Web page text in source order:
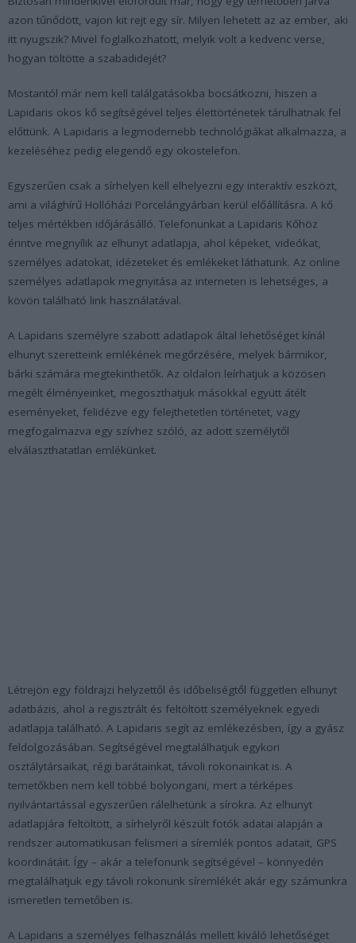
azon tűnődött, vajon kit rejt egy sír. Milyen lehetett az az ember, aki
itt nyugszik? Mivel foglalkozhatott, melyik volt a kedvenc verse,
hogyan töltötte a szabadidejét?
Mostantól már nem kell találgatásokba bocsátkozni, hiszen a
Lapidaris okos kő segítségével teljes élettörténetek tárulhatnak fel
előttünk. A Lapidaris a legmodernebb technológiákat alkalmazza, a
kezeléséhez pedig elegendő egy okostelefon.
Egyszerűen csak a sírhelyen kell elhelyezni egy interaktív eszközt,
ami a világhírű Hollóházi Porcelángyárban kerül előállításra. A kő
teljes mértékben időjárásálló. Telefonunkat a Lapidaris Kőhöz
érintve megnyílik az elhunyt adatlapja, ahol képeket, videókat,
személyes adatokat, idézeteket és emlékeket láthatunk. Az online
személyes adatlapok megnyitása az interneten is lehetséges, a
kövön található link használatával.
A Lapidaris személyre szabott adatlapok által lehetőséget kínál
elhunyt szeretteink emlékének megőrzésére, melyek bármikor,
bárki számára megtekinthetők. Az oldalon leírhatjuk a közösen
megélt élményeinket, megoszthatjuk másokkal együtt átélt
eseményeket, felidézve egy felejthetetlen történetet, vagy
megfogalmazva egy szívhez szóló, az adott személytől
elválaszthatatlan emlékünket.
Létrejön egy földrajzi helyzettől és időbeliségtől független elhunyt
adatbázis, ahol a regisztrált és feltöltött személyeknek egyedi
adatlapja található. A Lapidaris segít az emlékezésben, így a gyász
feldolgozásában. Segítségével megtalálhatjuk egykori
osztálytársaikat, régi barátainkat, távoli rokonainkat is. A
temetőkben nem kell többé bolyongani, mert a térképes
nyilvántartással egyszerűen rálelhetünk a sírokra. Az elhunyt
adatlapjára feltöltött, a sírhelyről készült fotók adatai alapján a
rendszer automatikusan felismeri a síremlék pontos adatait, GPS
koordinátáit. Így – akár a telefonunk segítségével – könnyedén
megtalálhatjuk egy távoli rokonunk síremlékét akár egy számunkra
ismeretlen temetőben is.
A Lapidaris a személyes felhasználás mellett kiváló lehetőséget